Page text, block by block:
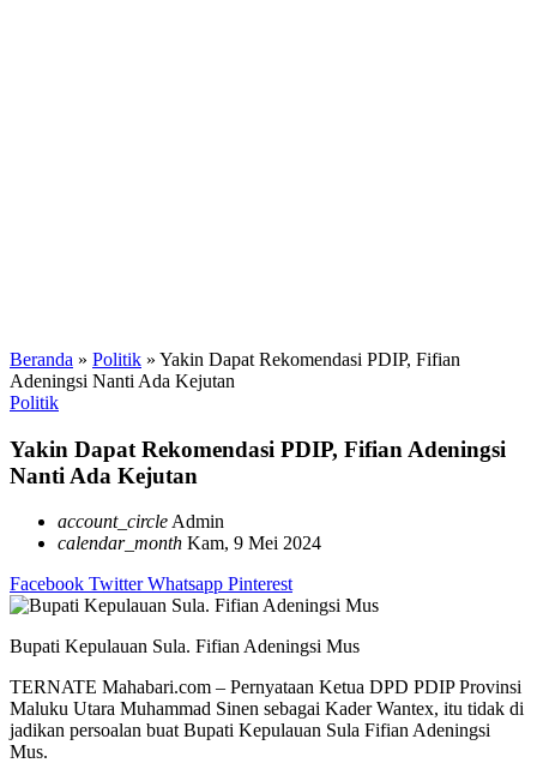
Beranda » Politik » Yakin Dapat Rekomendasi PDIP, Fifian
Adeningsi Nanti Ada Kejutan
Politik
Yakin Dapat Rekomendasi PDIP, Fifian Adeningsi
Nanti Ada Kejutan
account_circleAdmin
calendar_month Kam, 9 Mei 2024
Facebook Twitter Whatsapp Pinterest
Bupati Kepulauan Sula. Fifian Adeningsi Mus
TERNATE Mahabari.com – Pernyataan Ketua DPD PDIP Provinsi
Maluku Utara Muhammad Sinen sebagai Kader Wantex, itu tidak di
jadikan persoalan buat Bupati Kepulauan Sula Fifian Adeningsi
Mus.